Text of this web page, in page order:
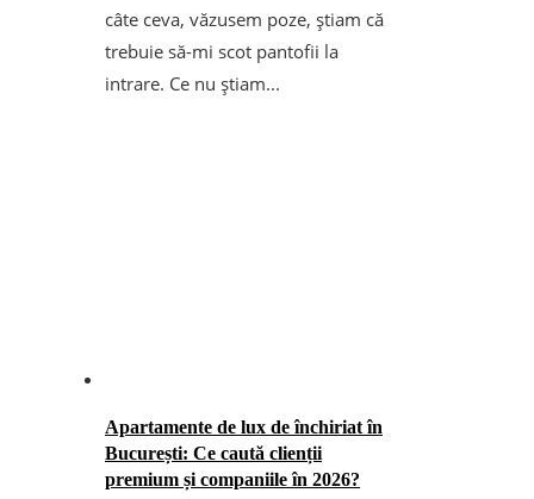
câte ceva, văzusem poze, știam că
trebuie să-mi scot pantofii la
intrare. Ce nu știam...
Apartamente de lux de închiriat în
București: Ce caută clienții
premium și companiile în 2026?